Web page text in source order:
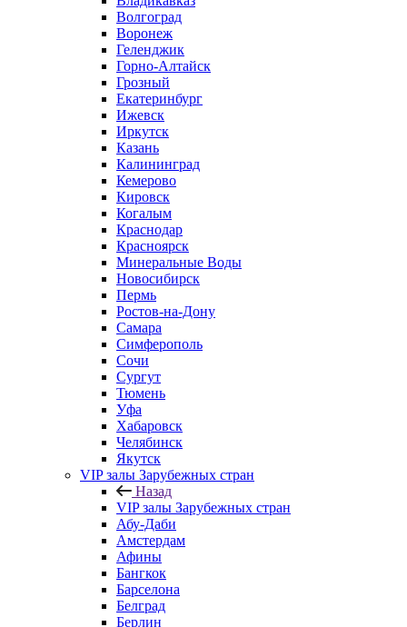
Волгоград
Воронеж
Геленджик
Горно-Алтайск
Грозный
Екатеринбург
Ижевск
Иркутск
Казань
Калининград
Кемерово
Кировск
Когалым
Краснодар
Красноярск
Минеральные Воды
Новосибирск
Пермь
Ростов-на-Дону
Самара
Симферополь
Сочи
Сургут
Тюмень
Уфа
Хабаровск
Челябинск
Якутск
VIP залы Зарубежных стран
Назад
VIP залы Зарубежных стран
Абу-Даби
Амстердам
Афины
Бангкок
Барселона
Белград
Берлин